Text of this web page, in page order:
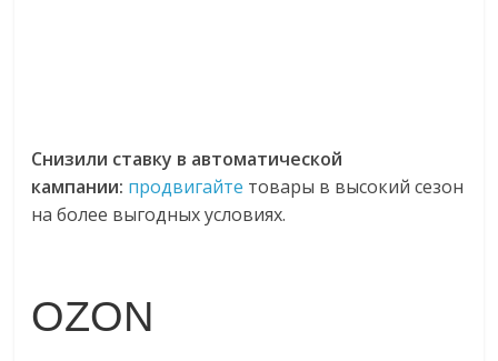
Снизили ставку в автоматической
кампании: продвигайте товары в высокий сезон
на более выгодных условиях.
OZON